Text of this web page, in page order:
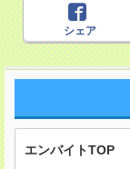
シェア
エンバイトTOP